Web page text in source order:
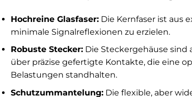
Hochreine Glasfaser:Die Kernfaser ist aus
minimale Signalreflexionen zu erzielen.
Robuste Stecker:Die Steckergehäuse sind
über präzise gefertigte Kontakte, die eine
Belastungen standhalten.
Schutzummantelung:Die flexible, aber